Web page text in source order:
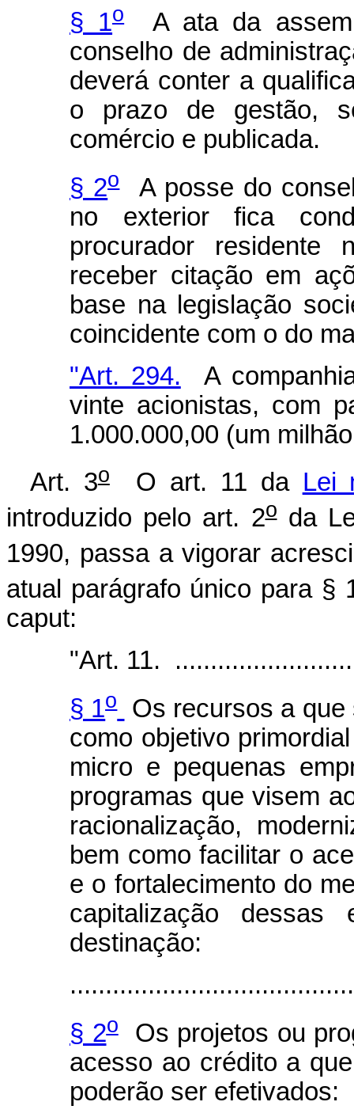
§ 1oA ata da
conselho de
deverá conter a
o prazo de gestão,
comércio e publicada.
§ 2oA posse do
no exterior fica
procurador
receber citação em
base na legislação
coincidente com o do
"Art. 294. A
vinte acionistas, com
1.000.000,00 (um
Art. 3oO art. 11 da Lei
introduzido pelo art. 2oda
1990, passa a vigorar
atual parágrafo único para §
caput:
"Art. 11.
§ 1o
Os recursos a
como objetivo
micro e pequenas
programas que visem
racionalização,
bem como facilitar o
e o fortalecimento do
capitalização dessas
destinação:
§ 2oOs projetos ou
acesso ao crédito a
poderão ser efetivados: